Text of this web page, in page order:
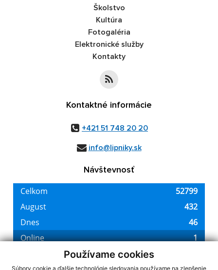
Používame cookies
Súbory cookie a ďalšie technológie sledovania používame na zlepšenie
Školstvo
Kultúra
Fotogaléria
Elektronické služby
Kontakty
Kontaktné informácie
+421 51 748 20 20
info@lipniky.sk
Návštevnosť